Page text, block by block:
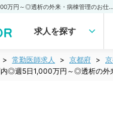
求人を探す
常勤医師求人 京都府
内◎週5日1,000万円～◎透析の外